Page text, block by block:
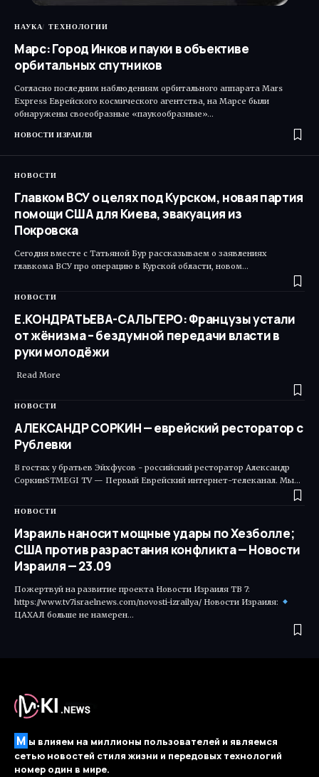
НАУКА ТЕХНОЛОГИИ
Марс: Город Инков и пауки в объективе
орбитальных спутников
Согласно последним наблюдениям орбитального аппарата Mars
Express Еврейского космического агентства, на Марсе были
обнаружены своеобразные «паукообразные»…
НОВОСТИ ИЗРАИЛЯ
НОВОСТИ
Главком ВСУ о целях под Курском, новая партия
помощи США для Киева, эвакуация из
Покровска
Сегодня вместе с Татьяной Бур рассказываем о заявлениях
главкома ВСУ про операцию в Курской области, новом…
НОВОСТИ
Е.КОНДРАТЬЕВА-САЛЬГЕРО: Французы устали
от жёнизма – бездумной передачи власти в
руки молодёжи
Read More ​
НОВОСТИ
АЛЕКСАНДР СОРКИН — еврейский ресторатор с
Рублевки
В гостях у братьев Эйхфусов - российский ресторатор Александр
СоркинSTMEGI TV — Первый Еврейский интернет-телеканал. Мы…
НОВОСТИ
Израиль наносит мощные удары по Хезболле;
США против разрастания конфликта — Новости
Израиля — 23.09
Пожертвуй на развитие проекта Новости Израиля ТВ 7:
https://www.tv7israelnews.com/novosti-izrailya/ Новости Израиля:
ЦАХАЛ больше не намерен…
М ы влияем на миллионы пользователей и являемся
сетью новостей стиля жизни и передовых технологий
номер один в мире.